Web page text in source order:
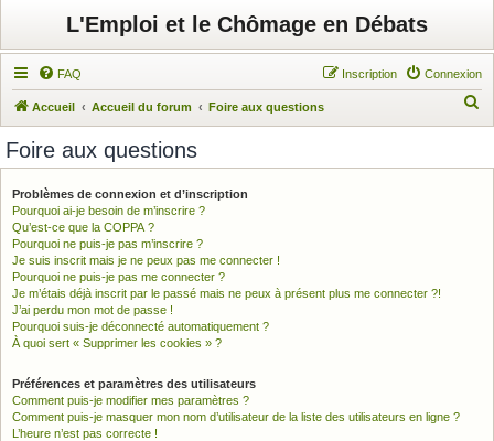
L'Emploi et le Chômage en Débats
FAQ Connexion
Inscription
Accueil Accueil du forum Foire aux questions
Foire aux questions
Problèmes de connexion et d’inscription
Pourquoi ai-je besoin de m’inscrire ?
Qu’est-ce que la COPPA ?
Pourquoi ne puis-je pas m’inscrire ?
Je suis inscrit mais je ne peux pas me connecter !
Pourquoi ne puis-je pas me connecter ?
Je m’étais déjà inscrit par le passé mais ne peux à présent plus me connecter ?!
J’ai perdu mon mot de passe !
Pourquoi suis-je déconnecté automatiquement ?
À quoi sert « Supprimer les cookies » ?
Préférences et paramètres des utilisateurs
Comment puis-je modifier mes paramètres ?
Comment puis-je masquer mon nom d’utilisateur de la liste des utilisateurs en ligne ?
L’heure n’est pas correcte !